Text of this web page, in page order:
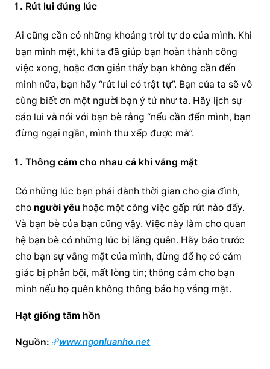
Rút lui đúng lúc
Ai cũng cần có những khoảng trời tự do của mình. Khi
bạn mình mệt, khi ta đã giúp bạn hoàn thành công
việc xong, hoặc đơn giản thấy bạn không cần đến
mình nữa, bạn hãy “rút lui có trật tự”. Bạn của ta sẽ vô
cùng biết ơn một người bạn ý tứ như ta. Hãy lịch sự
cáo lui và nói với bạn bè rằng “nếu cần đến mình, bạn
đừng ngại ngần, mình thu xếp được mà”.
Thông cảm cho nhau cả khi vắng mặt
Có những lúc bạn phải dành thời gian cho gia đình,
cho người yêu hoặc một công việc gấp rút nào đấy.
Và bạn bè của bạn cũng vậy. Việc này làm cho quan
hệ bạn bè có những lúc bị lãng quên. Hãy báo trước
cho bạn sự vắng mặt của mình, đừng để họ có cảm
giác bị phản bội, mất lòng tin; thông cảm cho bạn
mình nếu họ quên không thông báo họ vắng mặt.
Hạt giống tâm hồn
Nguồn: www.ngonluanho.net